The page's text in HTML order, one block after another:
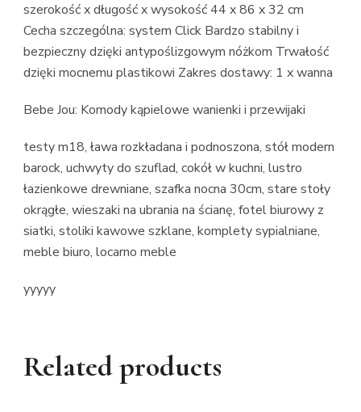
szerokość x długość x wysokość 44 x 86 x 32 cm
Cecha szczególna: system Click Bardzo stabilny i
bezpieczny dzięki antypoślizgowym nóżkom Trwałość
dzięki mocnemu plastikowi Zakres dostawy: 1 x wanna
Bebe Jou: Komody kąpielowe wanienki i przewijaki
testy m18, ława rozkładana i podnoszona, stół modern
barock, uchwyty do szuflad, cokół w kuchni, lustro
łazienkowe drewniane, szafka nocna 30cm, stare stoły
okrągłe, wieszaki na ubrania na ścianę, fotel biurowy z
siatki, stoliki kawowe szklane, komplety sypialniane,
meble biuro, locarno meble
yyyyy
Related products